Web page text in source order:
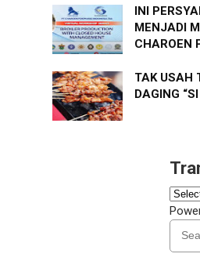
INI
MENJADI
CHAROEN
TAK USAH
DAGING